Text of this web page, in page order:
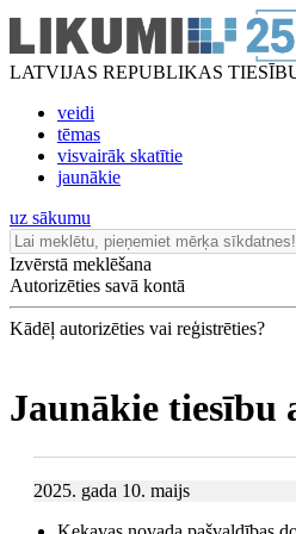
LATVIJAS REPUBLIKAS
veidi
tēmas
visvairāk skatītie
jaunākie
uz sākumu
Izvērstā meklēšana
Autorizēties savā kontā
Kādēļ autorizēties vai reģistrēties?
Jaunākie tiesību
2025. gada 10. maijs